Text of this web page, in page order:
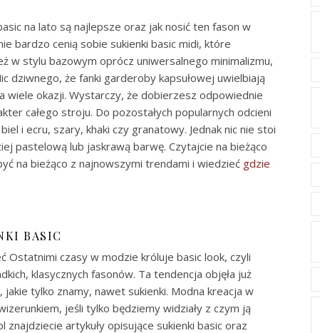
na lato są najlepsze oraz jak nosić ten fason w
bardzo cenią sobie sukienki basic midi, które
w stylu bazowym oprócz uniwersalnego minimalizmu,
dziwnego, że fanki garderoby kapsułowej uwielbiają
wiele okazji. Wystarczy, że dobierzesz odpowiednie
całego stroju. Do pozostałych popularnych odcieni
i ecru, szary, khaki czy granatowy. Jednak nic nie stoi
pastelową lub jaskrawą barwę. Czytajcie na bieżąco
na bieżąco z najnowszymi trendami i wiedzieć gdzie
BASIC
Ostatnimi czasy w modzie króluje basic look, czyli
klasycznych fasonów. Ta tendencja objęła już
tylko znamy, nawet sukienki. Modna kreacja w
jeśli tylko będziemy widziały z czym ją
artykuły opisujące sukienki basic oraz